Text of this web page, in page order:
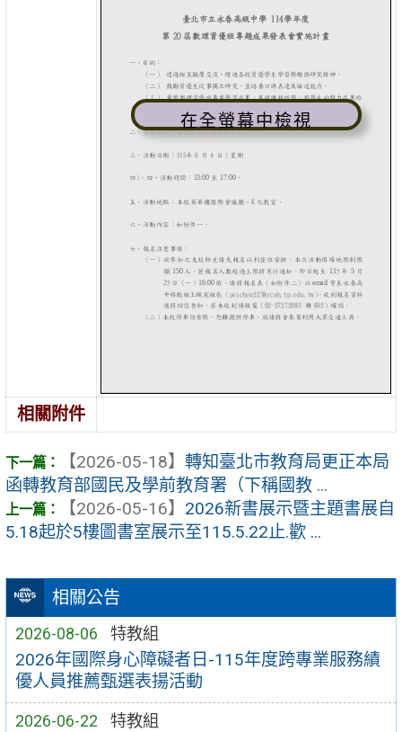
相關公告
2026-08-06 特教組
2026年國際身心障礙者日-115年度跨專業服務績
優人員推薦甄選表揚活動
2026-06-22 特教組
在全螢幕中檢視
相關附件
【2026-05-18】 轉知臺北市教育局更正本局
函轉教育部國民及學前教育署（下稱國教 ...
【2026-05-16】 2026新書展示暨主題書展自
5.18起於5樓圖書室展示至115.5.22止.歡 ...